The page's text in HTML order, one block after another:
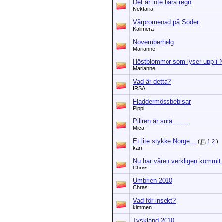
Det är inte bara regn
Nektaria
Vårpromenad på Söder
Kalimera
Novemberhelg
Marianne
Höstblommor som lyser upp i
Marianne
Vad är detta?
IRSA
Fladdermössbebisar
Pippi
Pillren är små........
Mica
Et lite stykke Norge... ( 1 2 )
kari
Nu har våren verkligen kommit.
Chras
Umbrien 2010
Chras
Vad för insekt?
kimmen
Tyskland 2010